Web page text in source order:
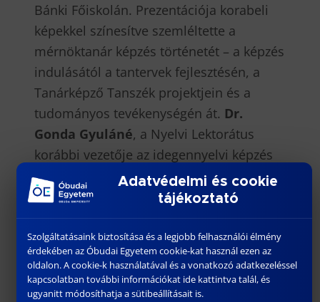
Bánki Főiskolán. Prezentációja korabeli
képekkel színesítve szemléltette a
mérnöktanár képzés történetét – a képzés
indulásától a tantervek fejlesztésén, a
Tanárképző Tanszék projektjein és a
tudományos tevékenységén át. Dr.
Gonda Gyuláné, a Nyelvi Lektorátus
korábbi vezetője az idegennyelvi képzés
intézménytörténetét elevenítette fel a
hallgatóság előtt.
előadásátDr. Rajnai Zoltánegyetemi
tanár, az Óbudai Egyetem Bánki Donát
Gépész és Biztonságtechnikai Mérnöki
Adatvédelmi és cookie
tájékoztató
Szolgáltatásaink biztosítása és a legjobb felhasználói élmény
érdekében az Óbudai Egyetem cookie-kat használ ezen az
oldalon. A cookie-k használatával és a vonatkozó adatkezeléssel
kapcsolatban további információkat ide kattintva talál, és
ugyanitt módosíthatja a sütibeállításait is.